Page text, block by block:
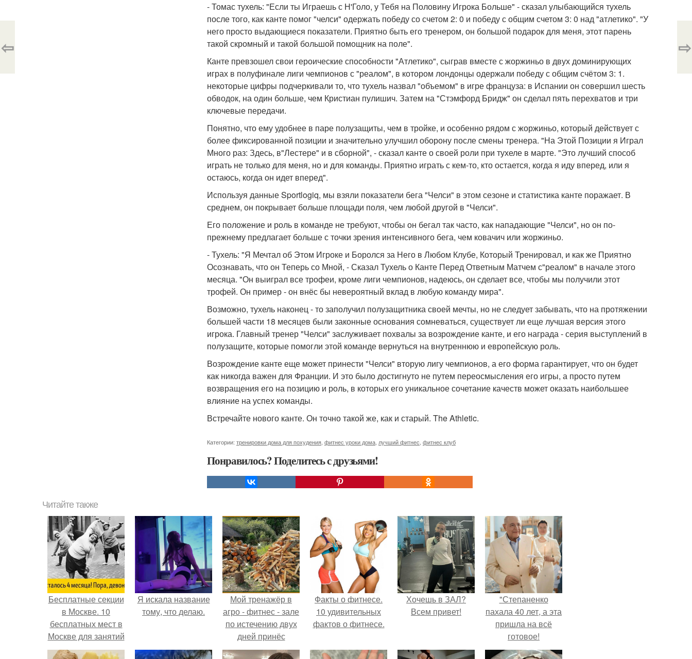
- Томас тухель: "Если ты Играешь с Н'Голо, у Тебя на Половину Игрока Больше" - сказал улыбающийся тухель
после того, как канте помог "челси" одержать победу со счетом 2: 0 и победу с общим счетом 3: 0 над "атлетико". "У
него просто выдающиеся показатели. Приятно быть его тренером, он большой подарок для меня, этот парень
такой скромный и такой большой помощник на поле".
Канте превзошел свои героические способности "Атлетико", сыграв вместе с жоржиньо в двух доминирующих
играх в полуфинале лиги чемпионов с "реалом", в котором лондонцы одержали победу с общим счётом 3: 1.
некоторые цифры подчеркивали то, что тухель назвал "объемом" в игре француза: в Испании он совершил шесть
обводок, на один больше, чем Кристиан пулишич. Затем на "Стэмфорд Бридж" он сделал пять перехватов и три
ключевые передачи.
Понятно, что ему удобнее в паре полузащиты, чем в тройке, и особенно рядом с жоржиньо, который действует с
более фиксированной позиции и значительно улучшил оборону после смены тренера. "На Этой Позиции я Играл
Много раз: Здесь, в"Лестере" и в сборной", - сказал канте о своей роли при тухеле в марте. "Это лучший способ
играть не только для меня, но и для команды. Приятно играть с кем-то, кто остается, когда я иду вперед, или я
остаюсь, когда он идет вперед".
Используя данные Sportlogiq, мы взяли показатели бега "Челси" в этом сезоне и статистика канте поражает. В
среднем, он покрывает больше площади поля, чем любой другой в "Челси".
Его положение и роль в команде не требуют, чтобы он бегал так часто, как нападающие "Челси", но он по-
прежнему предлагает больше с точки зрения интенсивного бега, чем ковачич или жоржиньо.
- Тухель: "Я Мечтал об Этом Игроке и Боролся за Него в Любом Клубе, Который Тренировал, и как же Приятно
Осознавать, что он Теперь со Мной, - Сказал Тухель о Канте Перед Ответным Матчем с"реалом" в начале этого
месяца. "Он выиграл все трофеи, кроме лиги чемпионов, надеюсь, он сделает все, чтобы мы получили этот
трофей. Он пример - он внёс бы невероятный вклад в любую команду мира".
Возможно, тухель наконец - то заполучил полузащитника своей мечты, но не следует забывать, что на протяжении
большей части 18 месяцев были законные основания сомневаться, существует ли еще лучшая версия этого
игрока. Главный тренер "Челси" заслуживает похвалы за возрождение канте, и его награда - серия выступлений в
полузащите, которые помогли этой команде вернуться на внутреннюю и европейскую роль.
Возрождение канте еще может принести "Челси" вторую лигу чемпионов, а его форма гарантирует, что он будет
как никогда важен для Франции. И это было достигнуто не путем переосмысления его игры, а просто путем
возвращения его на позицию и роль, в которых его уникальное сочетание качеств может оказать наибольшее
влияние на успех команды.
Встречайте нового канте. Он точно такой же, как и старый. The Athletic.
Категории: тренировки дома для похудения фитнес уроки дома лучший фитнес фитнес клуб
Понравилось? Поделитесь с друзьями!
⇦ ⇨
Читайте также
Бесплатные секции
в Москве. 10
бесплатных мест в
Москве для занятий
спортом.
Я искала название
тому, что делаю.
Мой тренажёр в
агро - фитнес - зале
по истечению двух
дней принёс
ощутимый
Факты о фитнесе.
10 удивительных
фактов о фитнесе.
Хочешь в ЗАЛ?
Всем привет!
"Степаненко
пахала 40 лет, а эта
пришла на всё
готовое!